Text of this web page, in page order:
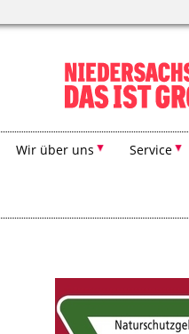
Wir über uns Service